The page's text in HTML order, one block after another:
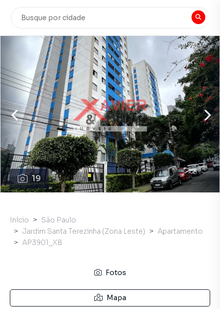
19
Início
São Paulo
Jardim Santa Terezinha (Zona Leste)
Apartamento
AP3901_XB
Fotos
Mapa